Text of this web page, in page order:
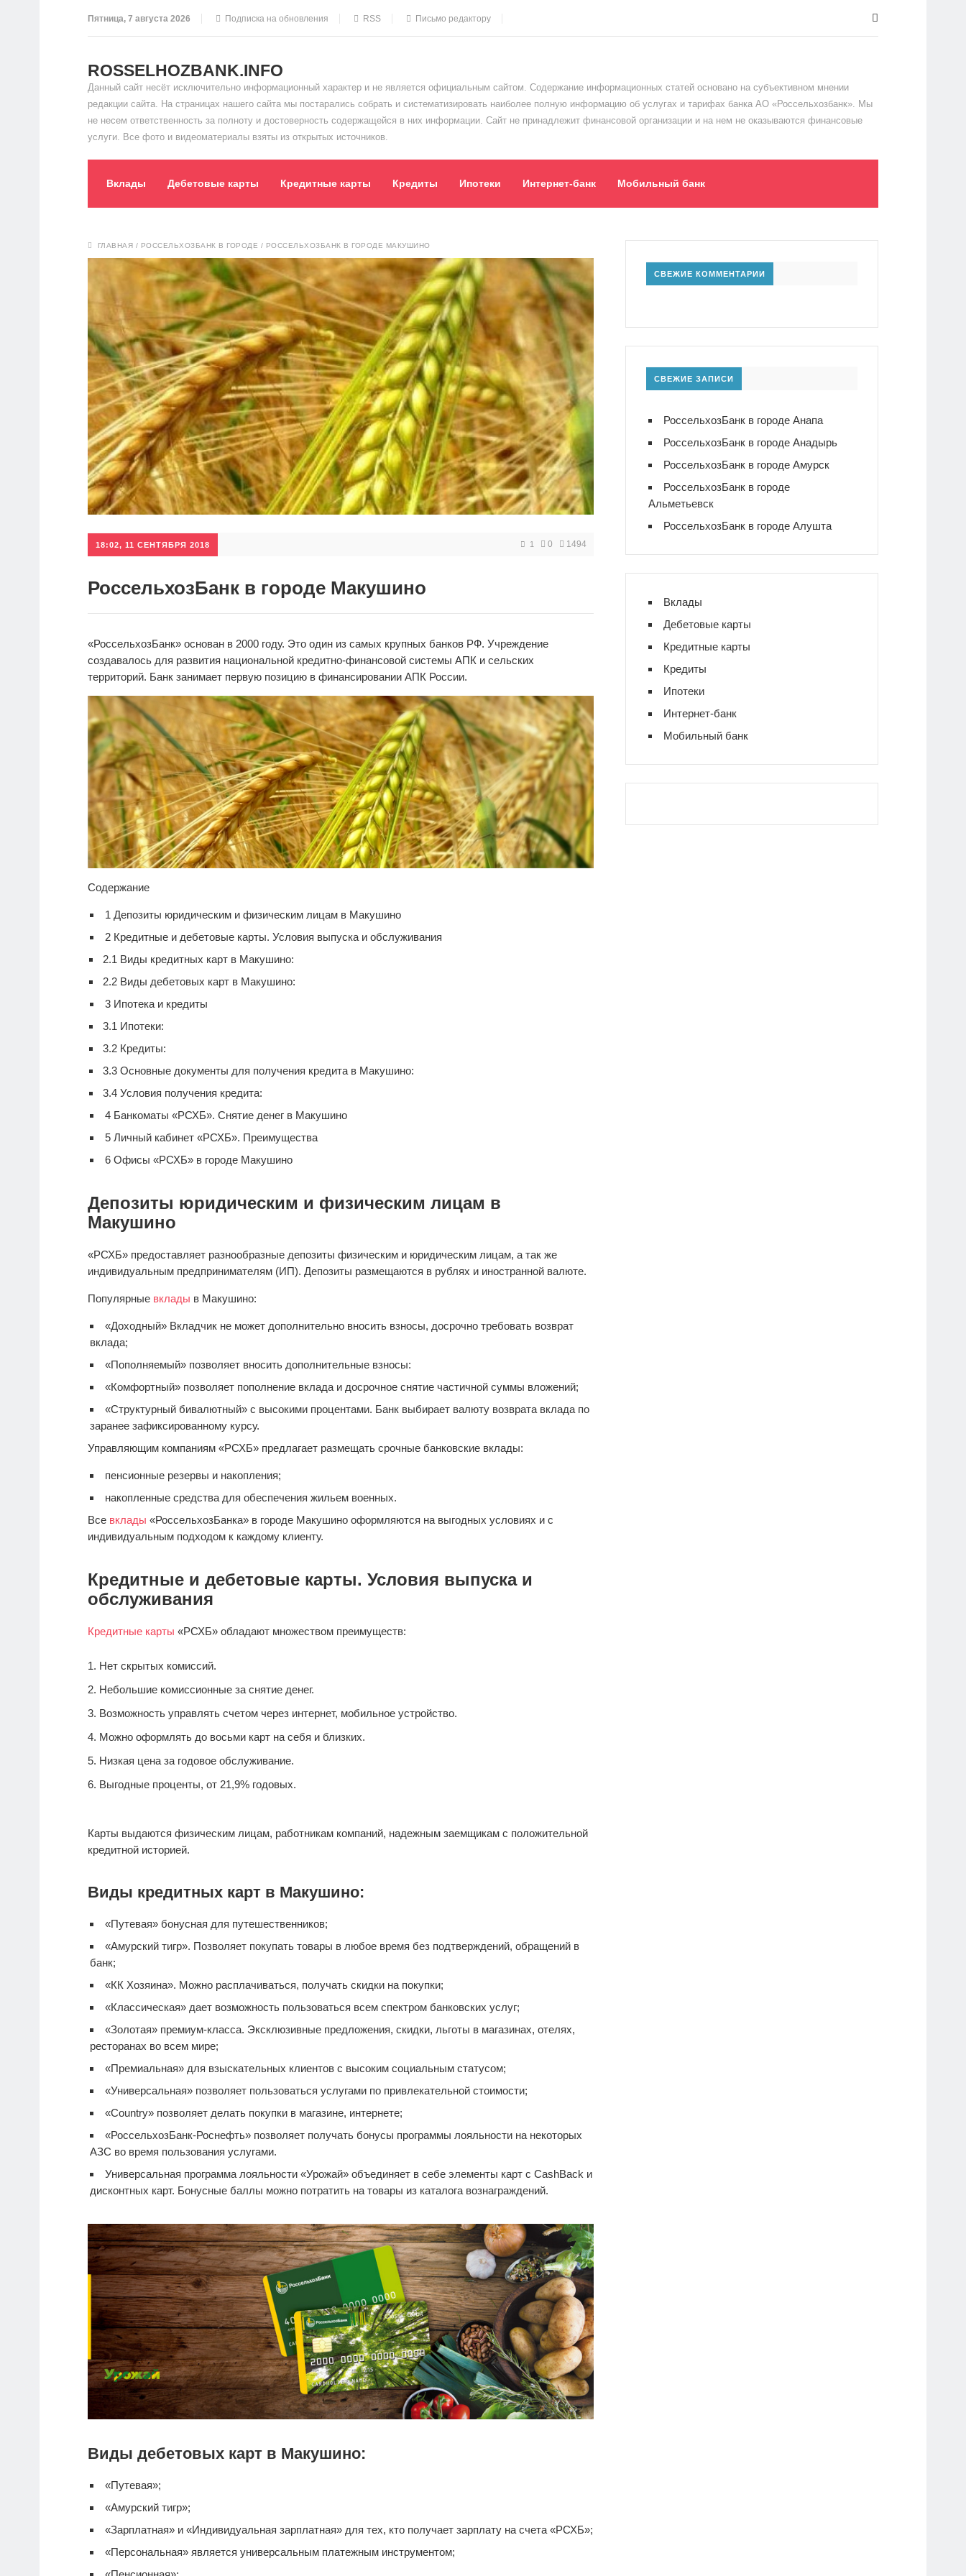
Пятница, 7 августа 2026 Подписка на обновления RSS Письмо редактору
ROSSELHOZBANK.INFO
Данный сайт несёт исключительно информационный характер и не является официальным сайтом. Содержание информационных статей основано на субъективном мнении
редакции сайта. На страницах нашего сайта мы постарались собрать и систематизировать наиболее полную информацию об услугах и тарифах банка АО «Россельхозбанк». Мы
не несем ответственность за полноту и достоверность содержащейся в них информации. Сайт не принадлежит финансовой организации и на нем не оказываются финансовые
услуги. Все фото и видеоматериалы взяты из открытых источников.
Вклады Дебетовые карты Кредитные карты Кредиты Ипотеки Интернет-банк Мобильный банк
ГЛАВНАЯ / РОССЕЛЬХОЗБАНК В ГОРОДЕ / РОССЕЛЬХОЗБАНК В ГОРОДЕ МАКУШИНО
18:02, 11 СЕНТЯБРЯ 2018 1 0 1494
РоссельхозБанк в городе Макушино
«РоссельхозБанк» основан в 2000 году. Это один из самых крупных банков РФ. Учреждение
создавалось для развития национальной кредитно-финансовой системы АПК и сельских
территорий. Банк занимает первую позицию в финансировании АПК России.
Содержание
1 Депозиты юридическим и физическим лицам в Макушино
2 Кредитные и дебетовые карты. Условия выпуска и обслуживания
2.1 Виды кредитных карт в Макушино:
2.2 Виды дебетовых карт в Макушино:
3 Ипотека и кредиты
3.1 Ипотеки:
3.2 Кредиты:
3.3 Основные документы для получения кредита в Макушино:
3.4 Условия получения кредита:
4 Банкоматы «РСХБ». Снятие денег в Макушино
5 Личный кабинет «РСХБ». Преимущества
6 Офисы «РСХБ» в городе Макушино
Депозиты юридическим и физическим лицам в
Макушино
«РСХБ» предоставляет разнообразные депозиты физическим и юридическим лицам, а так же
индивидуальным предпринимателям (ИП). Депозиты размещаются в рублях и иностранной валюте.
Популярные вклады в Макушино:
«Доходный» Вкладчик не может дополнительно вносить взносы, досрочно требовать возврат
вклада;
«Пополняемый» позволяет вносить дополнительные взносы:
«Комфортный» позволяет пополнение вклада и досрочное снятие частичной суммы вложений;
«Структурный бивалютный» с высокими процентами. Банк выбирает валюту возврата вклада по
заранее зафиксированному курсу.
Управляющим компаниям «РСХБ» предлагает размещать срочные банковские вклады:
пенсионные резервы и накопления;
накопленные средства для обеспечения жильем военных.
Все вклады «РоссельхозБанка» в городе Макушино оформляются на выгодных условиях и с
индивидуальным подходом к каждому клиенту.
Кредитные и дебетовые карты. Условия выпуска и
обслуживания
Кредитные карты «РСХБ» обладают множеством преимуществ:
Нет скрытых комиссий.
Небольшие комиссионные за снятие денег.
Возможность управлять счетом через интернет, мобильное устройство.
Можно оформлять до восьми карт на себя и близких.
Низкая цена за годовое обслуживание.
Выгодные проценты, от 21,9% годовых.
Карты выдаются физическим лицам, работникам компаний, надежным заемщикам с положительной
кредитной историей.
Виды кредитных карт в Макушино:
«Путевая» бонусная для путешественников;
«Амурский тигр». Позволяет покупать товары в любое время без подтверждений, обращений в
банк;
«КК Хозяина». Можно расплачиваться, получать скидки на покупки;
«Классическая» дает возможность пользоваться всем спектром банковских услуг;
«Золотая» премиум-класса. Эксклюзивные предложения, скидки, льготы в магазинах, отелях,
ресторанах во всем мире;
«Премиальная» для взыскательных клиентов с высоким социальным статусом;
«Универсальная» позволяет пользоваться услугами по привлекательной стоимости;
«Country» позволяет делать покупки в магазине, интернете;
«РоссельхозБанк-Роснефть» позволяет получать бонусы программы лояльности на некоторых
АЗС во время пользования услугами.
Универсальная программа лояльности «Урожай» объединяет в себе элементы карт с CashBack и
дисконтных карт. Бонусные баллы можно потратить на товары из каталога вознаграждений.
Виды дебетовых карт в Макушино:
«Путевая»;
«Амурский тигр»;
«Зарплатная» и «Индивидуальная зарплатная» для тех, кто получает зарплату на счета «РСХБ»;
«Персональная» является универсальным платежным инструментом;
СВЕЖИЕ КОММЕНТАРИИ
СВЕЖИЕ ЗАПИСИ
РоссельхозБанк в городе Анапа
РоссельхозБанк в городе Анадырь
РоссельхозБанк в городе Амурск
РоссельхозБанк в городе
Альметьевск
РоссельхозБанк в городе Алушта
Вклады
Дебетовые карты
Кредитные карты
Кредиты
Ипотеки
Интернет-банк
Мобильный банк